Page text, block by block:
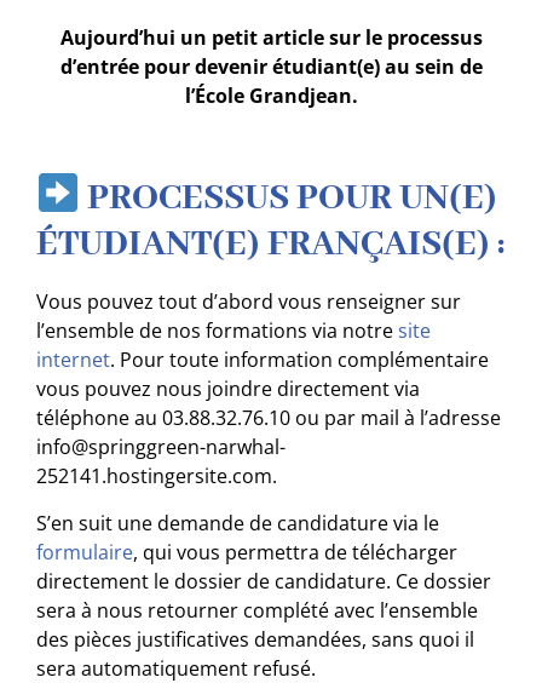
Aujourd’hui un petit article sur le processus
d’entrée pour devenir étudiant(e) au sein de
l’École Grandjean.
PROCESSUS POUR UN(E)
ÉTUDIANT(E) FRANÇAIS(E) :
Vous pouvez tout d’abord vous renseigner sur
l’ensemble de nos formations via notresite
internet. Pour toute information complémentaire
vous pouvez nous joindre directement via
téléphone au 03.88.32.76.10 ou par mail à l’adresse
info@springgreen-narwhal-
252141.hostingersite.com.
S’en suit une demande de candidature via le
formulaire, qui vous permettra de télécharger
directement le dossier de candidature. Ce dossier
sera à nous retourner complété avec l’ensemble
des pièces justificatives demandées, sans quoi il
sera automatiquement refusé.